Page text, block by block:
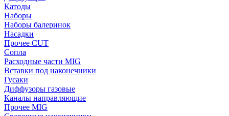
Катоды
Наборы
Наборы балеринок
Насадки
Прочее CUT
Сопла
Расходные части MIG
Вставки под наконечники
Гусаки
Диффузоры газовые
Каналы направляющие
Прочее MIG